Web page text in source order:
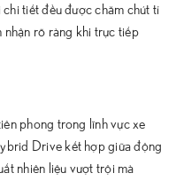
tiết đều được chăm chút tỉ
nhận rõ ràng khi trực tiếp
phong trong lĩnh vực xe
Drive kết hợp giữa động
nhiên liệu vượt trội mà